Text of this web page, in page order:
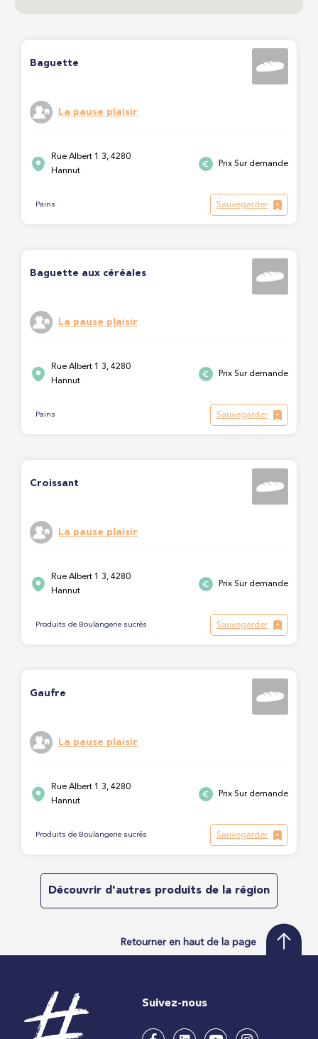
Baguette
La pause plaisir
Rue Albert 1 3, 4280
Hannut
Prix Sur demande
Pains Sauvegarder
Baguette aux céréales
La pause plaisir
Rue Albert 1 3, 4280
Hannut
Prix Sur demande
Pains Sauvegarder
Croissant
La pause plaisir
Rue Albert 1 3, 4280
Hannut
Prix Sur demande
Produits de Boulangerie sucrés Sauvegarder
Gaufre
La pause plaisir
Rue Albert 1 3, 4280
Hannut
Prix Sur demande
Produits de Boulangerie sucrés Sauvegarder
Découvrir d'autres produits de la région
Retourner en haut de la page
Suivez-nous